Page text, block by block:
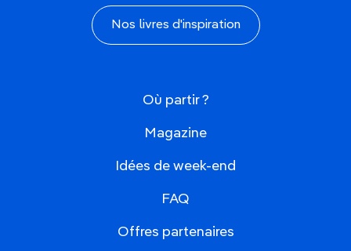
Nos livres d'inspiration
Où partir ?
Magazine
Idées de week-end
FAQ
Offres partenaires